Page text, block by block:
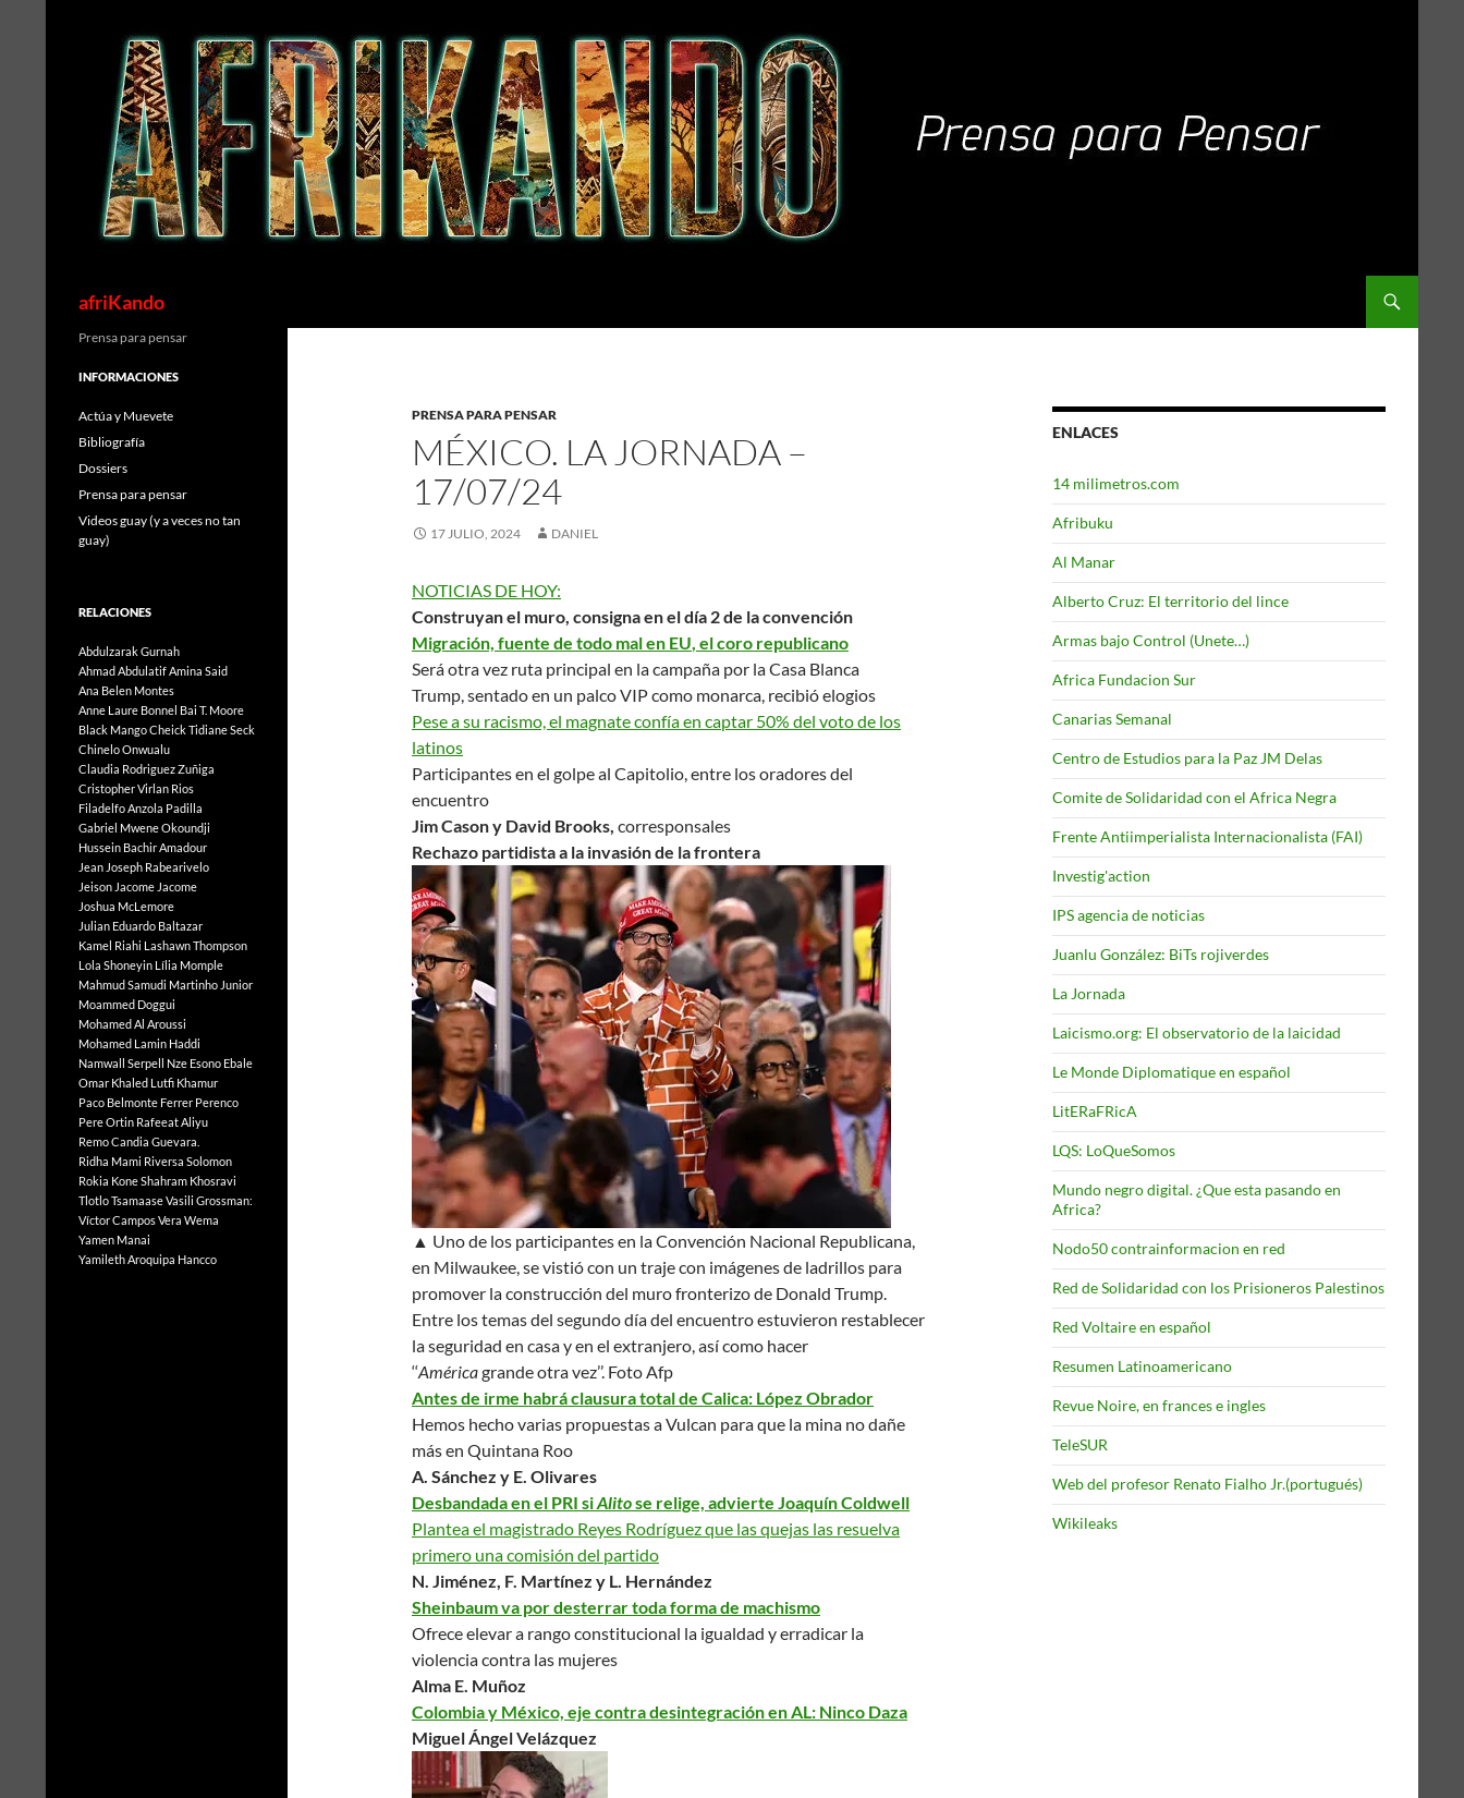
afriKando
PRENSA PARA PENSAR
MÉXICO. LA JORNADA –
17/07/24
17 JULIO, 2024 DANIEL
NOTICIAS DE HOY:
Construyan el muro, consigna en el día 2 de la convención
Migración, fuente de todo mal en EU, el coro republicano
Será otra vez ruta principal en la campaña por la Casa Blanca
Trump, sentado en un palco VIP como monarca, recibió elogios
Pese a su racismo, el magnate confía en captar 50% del voto de los
latinos
Participantes en el golpe al Capitolio, entre los oradores del
encuentro
Jim Cason y David Brooks, corresponsales
Rechazo partidista a la invasión de la frontera
▲ Uno de los participantes en la Convención Nacional Republicana,
en Milwaukee, se vistió con un traje con imágenes de ladrillos para
promover la construcción del muro fronterizo de Donald Trump.
Entre los temas del segundo día del encuentro estuvieron restablecer
la seguridad en casa y en el extranjero, así como hacer
‘‘Américagrande otra vez’’. Foto Afp
Antes de irme habrá clausura total de Calica: López Obrador
Hemos hecho varias propuestas a Vulcan para que la mina no dañe
más en Quintana Roo
A. Sánchez y E. Olivares
Desbandada en el PRI siAlitose relige, advierte Joaquín Coldwell
Plantea el magistrado Reyes Rodríguez que las quejas las resuelva
primero una comisión del partido
N. Jiménez, F. Martínez y L. Hernández
Sheinbaum va por desterrar toda forma de machismo
Ofrece elevar a rango constitucional la igualdad y erradicar la
violencia contra las mujeres
Alma E. Muñoz
Colombia y México, eje contra desintegración en AL: Ninco Daza
Miguel Ángel Velázquez
ENLACES
14 milimetros.com
Afribuku
Al Manar
Alberto Cruz: El territorio del lince
Armas bajo Control (Unete…)
Africa Fundacion Sur
Canarias Semanal
Centro de Estudios para la Paz JM Delas
Comite de Solidaridad con el Africa Negra
Frente Antiimperialista Internacionalista (FAI)
Investig'action
IPS agencia de noticias
Juanlu González: BiTs rojiverdes
La Jornada
Laicismo.org: El observatorio de la laicidad
Le Monde Diplomatique en español
LitERaFRicA
LQS: LoQueSomos
Mundo negro digital. ¿Que esta pasando en
Africa?
Nodo50 contrainformacion en red
Red de Solidaridad con los Prisioneros Palestinos
Red Voltaire en español
Resumen Latinoamericano
Revue Noire, en frances e ingles
TeleSUR
Web del profesor Renato Fialho Jr.(portugués)
Wikileaks
Prensa para pensar
INFORMACIONES
Actúa y Muevete
Bibliografía
Dossiers
Prensa para pensar
Videos guay (y a veces no tan
guay)
RELACIONES
Abdulzarak Gurnah
Ahmad AbdulatifAmina Said
Ana Belen Montes
Anne Laure Bonnel Bai T. Moore
Black MangoCheick Tidiane Seck
Chinelo Onwualu
Claudia Rodriguez Zuñiga
Cristopher Virlan Rios
Filadelfo Anzola Padilla
Gabriel Mwene Okoundji
Hussein Bachir Amadour
Jean Joseph Rabearivelo
Jeison Jacome Jacome
Joshua McLemore
Julian Eduardo Baltazar
Kamel Riahi Lashawn Thompson
Lola Shoneyin Lília Momple
Mahmud Samudi Martinho Junior
Moammed Doggui
Mohamed Al Aroussi
Mohamed Lamin Haddi
Namwall Serpell Nze Esono Ebale
Omar Khaled Lutfi Khamur
Paco Belmonte Ferrer Perenco
Pere Ortin Rafeeat Aliyu
Remo Candia Guevara.
Ridha Mami Riversa Solomon
Rokia KoneShahram Khosravi
Tlotlo TsamaaseVasili Grossman:
Víctor Campos Vera Wema
Yamen Manai
Yamileth Aroquipa Hancco